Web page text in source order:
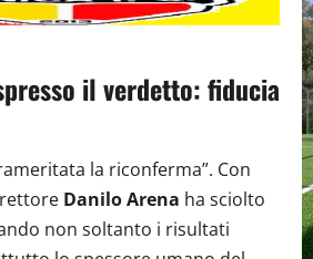
il verdetto: fiducia
la riconferma”. Con
Danilo Arena ha sciolto
non soltanto i risultati